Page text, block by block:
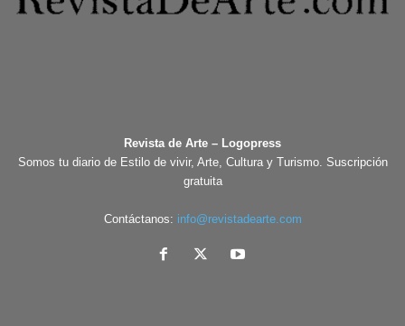
Revista de Arte – Logopress
Somos tu diario de Estilo de vivir, Arte, Cultura y Turismo. Suscripción
gratuita
Contáctanos: info@revistadearte.com